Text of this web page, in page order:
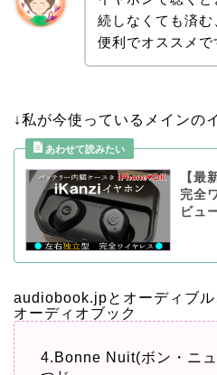
続しなくても済む
便利でオススメで
↓私が今使っているメインの
【
完全
ビュ
audiobook.jpとオーディブ
オーディオブック
4.Bonne Nuit(ボン・ニ